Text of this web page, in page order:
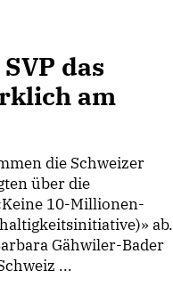
das
am
die Schweizer
über die
10-Millionen-
ab.
Gähwiler-Bader
...